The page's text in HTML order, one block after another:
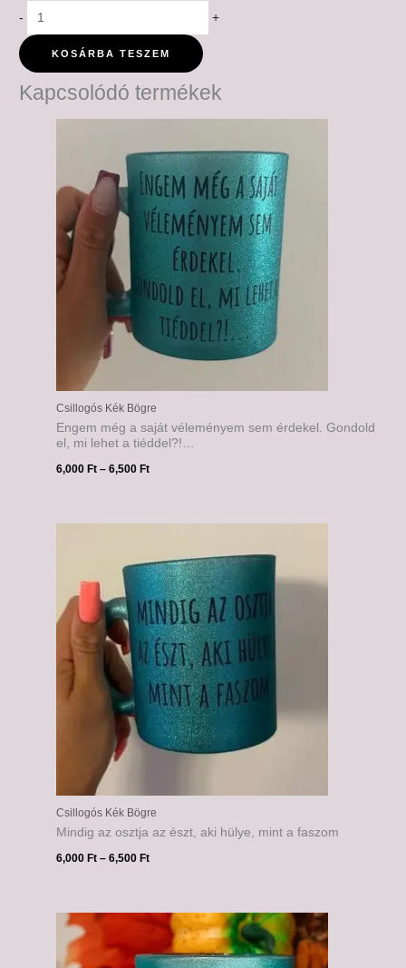
- +
KOSÁRBA TESZEM
Kapcsolódó termékek
Csillogós Kék Bögre
Engem még a saját véleményem sem érdekel. Gondold
el, mi lehet a tiéddel?!…
6,000Ft – 6,500Ft
6,500 Ft
Csillogós Kék Bögre
Mindig az osztja az észt, aki hülye, mint a faszom
6,000Ft – 6,500Ft
6,500 Ft
6,000 Ft
6,500 Ft